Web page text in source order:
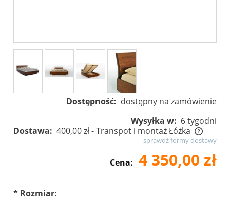
Dostępność: dostępny na zamówienie
Wysyłka w: 6 tygodni
Dostawa: 400,00 zł- Transpot i montaż Łóżka
Cena nie zawiera ewentualnych kosztów płatnościsprawdź formy dostawy
Cena: 4 350,00 zł
* Rozmiar: